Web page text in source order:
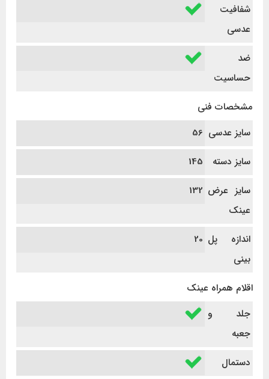
شفافیت
عدسی
ضد
حساسیت
مشخصات فنی
سایز عدسی 56
سایز دسته
145
سایز عرض
عینک
132
اندازه پل
بینی
20
اقلام همراه عینک
جلد و
جعبه
دستمال